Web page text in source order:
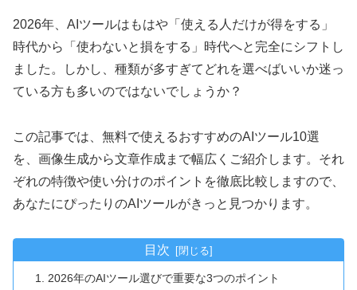
2026年、AIツールはもはや「使える人だけが得をする」
時代から「使わないと損をする」時代へと完全にシフトし
ました。しかし、種類が多すぎてどれを選べばいいか迷っ
ている方も多いのではないでしょうか？
この記事では、無料で使えるおすすめのAIツール10選
を、画像生成から文章作成まで幅広くご紹介します。それ
ぞれの特徴や使い分けのポイントを徹底比較しますので、
あなたにぴったりのAIツールがきっと見つかります。
目次
2026年のAIツール選びで重要な3つのポイント